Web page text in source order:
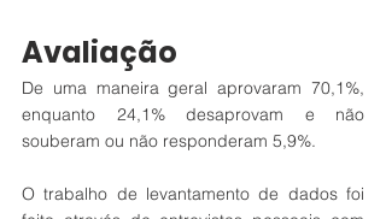
Avaliação
De uma maneira geral aprovaram 70,1%,
enquanto 24,1% desaprovam e não
souberam ou não responderam 5,9%.
O trabalho de levantamento de dados foi